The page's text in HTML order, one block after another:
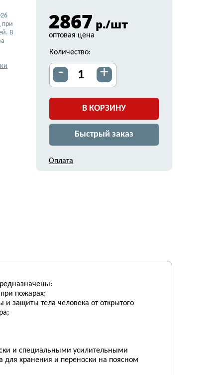
при
В
2867 р./шт
оптовая цена
Количество:
- +
В КОРЗИНУ
Быстрый заказ
Оплата
пожарах;
защиты тела человека от открытого
и специальными усилительными
хранения и переноски на поясном